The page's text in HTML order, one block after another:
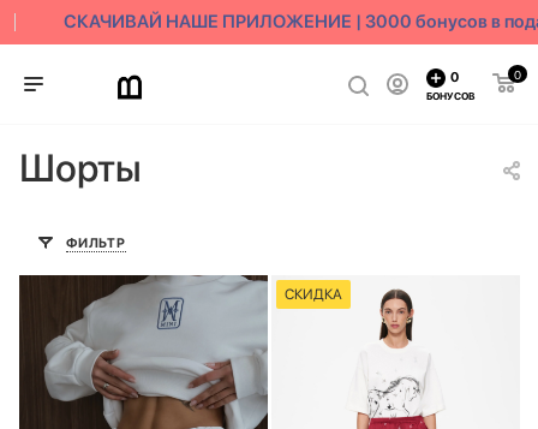
СКАЧИВАЙ НАШЕ ПРИЛОЖЕНИЕ | 3000 бонусов в
0
0
БОНУСОВ
Шорты
ФИЛЬТР
СКИДКА